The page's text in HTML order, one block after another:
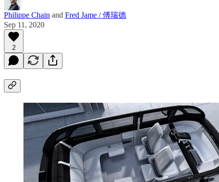
Philippe Chain and Fred Jame / 傅瑞德
Sep 11, 2020
2